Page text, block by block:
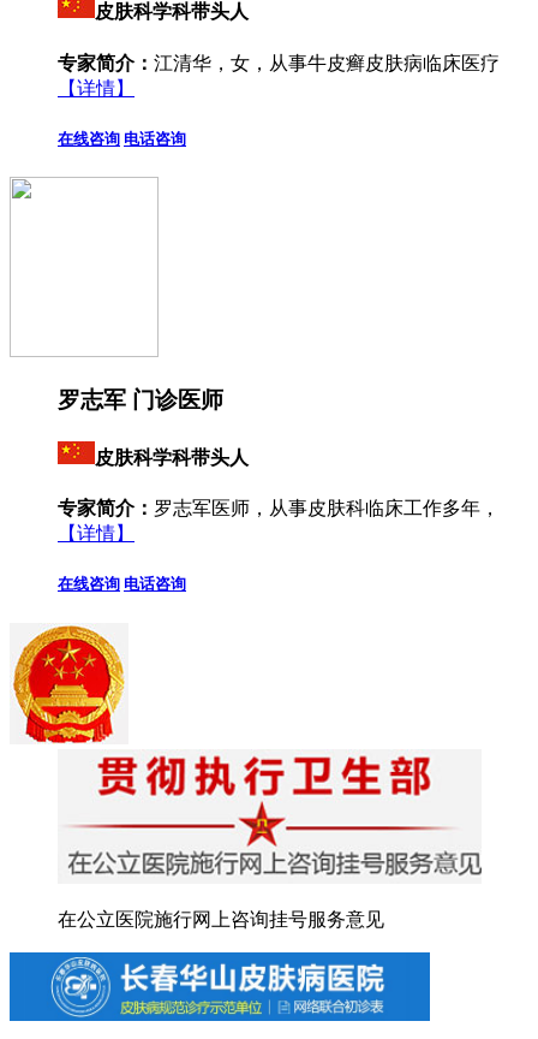
皮肤科学科带头人
专家简介： 江清华，女，从事牛皮癣皮肤病临床医疗
【详情】
在线咨询 电话咨询
罗志军 门诊医师
皮肤科学科带头人
专家简介： 罗志军医师，从事皮肤科临床工作多年，
【详情】
在线咨询 电话咨询
在公立医院施行网上咨询挂号服务意见